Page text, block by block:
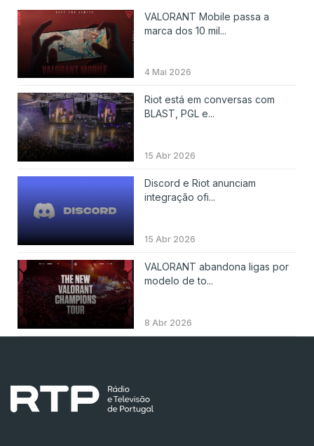
VALORANT Mobile passa a
marca dos 10 mil...
4 Mai 2026
Riot está em conversas com
BLAST, PGL e...
15 Abr 2026
Discord e Riot anunciam
integração ofi...
15 Abr 2026
VALORANT abandona ligas por
modelo de to...
8 Abr 2026